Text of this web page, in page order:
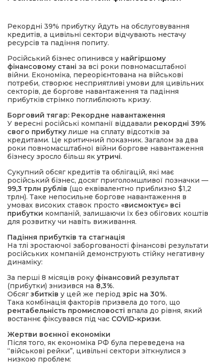
Рекордні 39% прибутку йдуть на обслуговування
кредитів, а цивільні сектори відчувають нестачу
ресурсів та падіння попиту.
Російський бізнес опинився у найгіршому
фінансовому стані за всі роки повномасштабної
війни. Економіка, переорієнтована на військові
потреби, створює несприятливі умови для цивільних
секторів, де боргове навантаження та падіння
прибутків стрімко поглиблюють кризу.
Борговий тягар: Рекордне навантаження
У вересні російські компанії віддавали рекордні 39%
свого прибутку лише на сплату відсотків за
кредитами. Це критичний показник. Загалом за два
роки повномасштабної війни боргове навантаження
бізнесу зросло більш як утричі.
Сукупний обсяг кредитів та облігацій, які має
російський бізнес, досяг приголомшливої позначки —
99,3 трлн рублів (що еквівалентно приблизно $1,2
трлн). Таке непосильне боргове навантаження в
умовах високих ставок просто «висмоктує» всі
прибутки компаній, залишаючи їх без обігових коштів
для розвитку чи навіть виживання.
Падіння прибутків та стагнація
На тлі зростаючої заборгованості фінансові результати
російських компаній демонструють стійку негативну
динаміку:
За перші 8 місяців року фінансовий результат
(прибутки) знизився на 8,3%.
Обсягзбитків у цей же період зріс на 30%.
Така комбінація факторів призвела до того, що
рентабельність промисловості впала до рівня, який
востаннє фіксувався під час COVID-кризи.
Жертви воєнної економіки
Після того, як економіка РФ була переведена на
“військові рейки”, цивільні сектори зіткнулися з
низкою проблем: